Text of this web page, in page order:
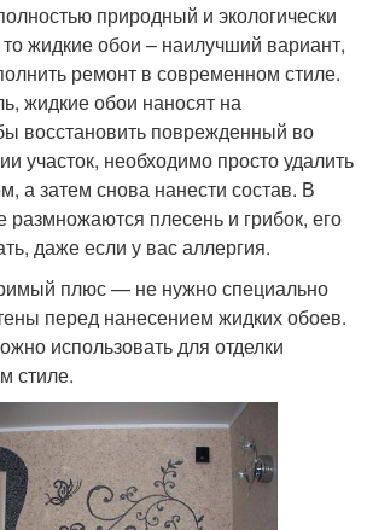
природный и экологически
жидкие обои – наилучший вариант,
ремонт в современном стиле.
жидкие обои наносят на
восстановить поврежденный во
участок, необходимо просто удалить
а затем снова нанести состав. В
размножаются плесень и грибок, его
даже если у вас аллергия.
плюс — не нужно специально
перед нанесением жидких обоев.
использовать для отделки
стиле.